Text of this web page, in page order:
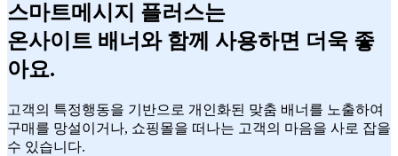
스마트메시지 플러스는
온사이트 배너 와 함께 사용하면 더욱 좋
아요.
고객의 특정행동을 기반으로 개인화된 맞춤 배너를 노출하여
구매를 망설이거나, 쇼핑몰을 떠나는 고객의 마음을 사로 잡을
수 있습니다.